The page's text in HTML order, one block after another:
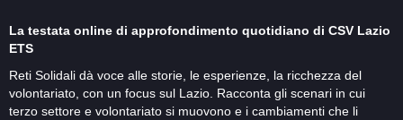
La testata online di approfondimento quotidiano di CSV Lazio
ETS
Reti Solidali dà voce alle storie, le esperienze, la ricchezza del
volontariato, con un focus sul Lazio. Racconta gli scenari in cui
terzo settore e volontariato si muovono e i cambiamenti che li